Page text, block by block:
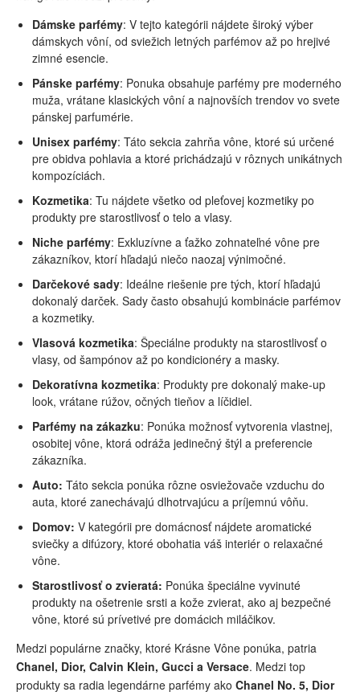
Dámske parfémy: V tejto kategórii nájdete široký výber
dámskych vôní, od sviežich letných parfémov až po hrejivé
zimné esencie.
Pánske parfémy: Ponuka obsahuje parfémy pre moderného
muža, vrátane klasických vôní a najnovších trendov vo svete
pánskej parfumérie.
Unisex parfémy: Táto sekcia zahrňa vône, ktoré sú určené
pre obidva pohlavia a ktoré prichádzajú v rôznych unikátnych
kompozíciách.
Kozmetika: Tu nájdete všetko od pleťovej kozmetiky po
produkty pre starostlivosť o telo a vlasy.
Niche parfémy: Exkluzívne a ťažko zohnateľné vône pre
zákazníkov, ktorí hľadajú niečo naozaj výnimočné.
Darčekové sady: Ideálne riešenie pre tých, ktorí hľadajú
dokonalý darček. Sady často obsahujú kombinácie parfémov
a kozmetiky.
Vlasová kozmetika: Špeciálne produkty na starostlivosť o
vlasy, od šampónov až po kondicionéry a masky.
Dekoratívna kozmetika: Produkty pre dokonalý make-up
look, vrátane rúžov, očných tieňov a líčidiel.
Parfémy na zákazku: Ponúka možnosť vytvorenia vlastnej,
osobitej vône, ktorá odráža jedinečný štýl a preferencie
zákazníka.
Auto: Táto sekcia ponúka rôzne osviežovače vzduchu do
auta, ktoré zanechávajú dlhotrvajúcu a príjemnú vôňu.
Domov: V kategórii pre domácnosť nájdete aromatické
sviečky a difúzory, ktoré obohatia váš interiér o relaxačné
vône.
Starostlivosť o zvieratá: Ponúka špeciálne vyvinuté
produkty na ošetrenie srsti a kože zvierat, ako aj bezpečné
vône, ktoré sú prívetivé pre domácich miláčikov.
Medzi populárne značky, ktoré Krásne Vône ponúka, patria
Chanel, Dior, Calvin Klein, Gucci a Versace. Medzi top
produkty sa radia legendárne parfémy ako Chanel No. 5, Dior